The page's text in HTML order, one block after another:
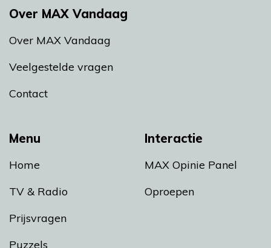
Menu
Home
TV & Radio
Prijsvragen
Puzzels
Interactie
MAX Opinie Panel
Oproepen
Over MAX Vandaag
Over MAX Vandaag
Veelgestelde vragen
Contact